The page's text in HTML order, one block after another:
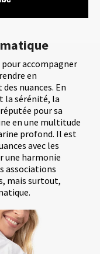
accompagner
en
nuances. En
la sérénité, la
pour sa
en une multitude
profond. Il est
avec les
une harmonie
associations
mais surtout,